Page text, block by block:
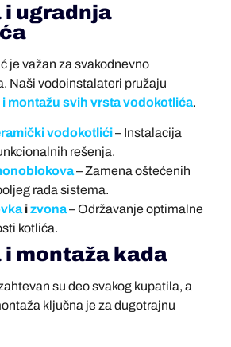
i ugradnja
je važan za svakodnevno
Naši vodoinstalateri pružaju
montažu svih vrsta vodokotlića.
vodokotlići– Instalacija
rešenja.
– Zamena oštećenih
rada sistema.
izvona– Održavanje optimalne
kotlića.
i montaža kada
su deo svakog kupatila, a
ključna je za dugotrajnu